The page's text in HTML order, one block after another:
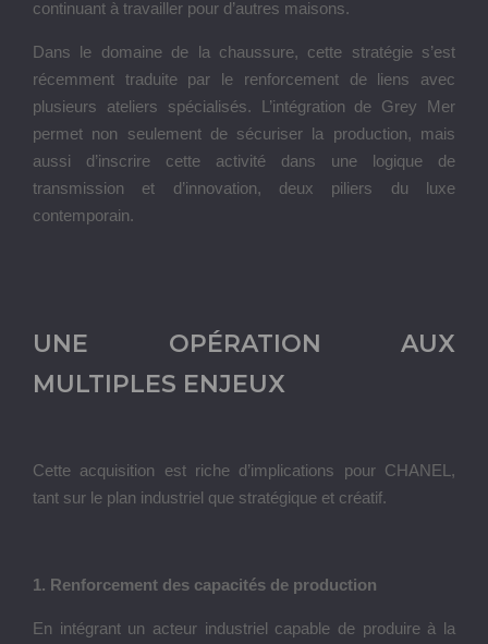
continuant à travailler pour d’autres maisons.
Dans le domaine de la chaussure, cette stratégie s’est
récemment traduite par le renforcement de liens avec
plusieurs ateliers spécialisés. L’intégration de Grey Mer
permet non seulement de sécuriser la production, mais
aussi d’inscrire cette activité dans une logique de
transmission et d’innovation, deux piliers du luxe
contemporain.
UNE OPÉRATION AUX
MULTIPLES ENJEUX
Cette acquisition est riche d’implications pour CHANEL,
tant sur le plan industriel que stratégique et créatif.
1. Renforcement des capacités de production
En intégrant un acteur industriel capable de produire à la